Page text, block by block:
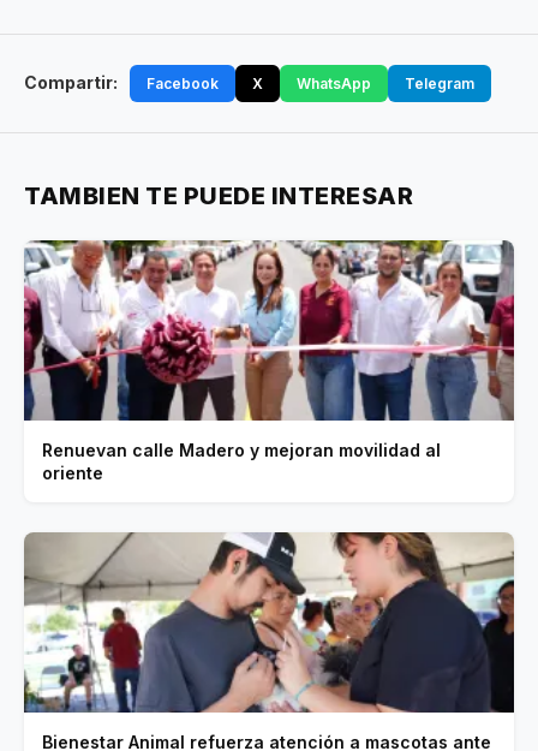
Compartir: Facebook X WhatsApp Telegram
TAMBIEN TE PUEDE INTERESAR
Renuevan calle Madero y mejoran movilidad al
oriente
Bienestar Animal refuerza atención a mascotas ante